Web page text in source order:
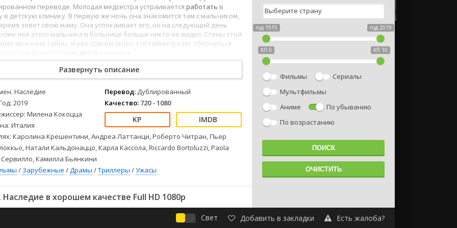
Детские
Драмы
Комедии
Спорт
Триллеры
Ужасы
2022
2021
Зарубежные
Фильмы из соцетей
переводе. Молодая медсестра устраивается работать в
в детскую клинику. В первую же ночь она знакомится там с мальчиком,
зовет свою маму. Она успокаивает его, но на следующий день
неё этого мальчика в больнице больше никто не видел. Стены этой
мрачные тайны, и уже совсем скоро эти тайны грозят обернуться
находится
Развернуть описание
Наследие
2019
Милена Кокоцца
Италия
Перевод: Дублированный
Качество: 720 - 1080
Каролина Крешентини, Андреа Латтанци, Роберто Читран, Пьер
Натали Кальдонаццо, Карла Кассола, Riccardo Bortoluzzi, Paola
Камилла Бьянкини
/ Зарубежные /Драмы /Триллеры /Ужасы
в хорошем качестве Full HD 1080p
год 1915 год 2019
КП 0 КП 10
Фильмы
Сериалы
Мультфильмы
Аниме
По убыванию
По возрастанию
Свет Добавить в закладки Есть жалоба?